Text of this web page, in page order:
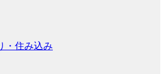
・住み込み